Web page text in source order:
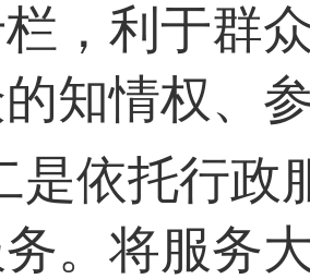
，利于群
知情权、
是依托行政
。将服务